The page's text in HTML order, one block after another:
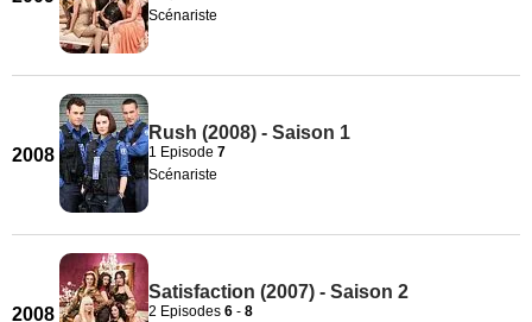
Scénariste
2008
Rush (2008) - Saison 1
1 Episode 7
Scénariste
2008
Satisfaction (2007) - Saison 2
2 Episodes 6 - 8